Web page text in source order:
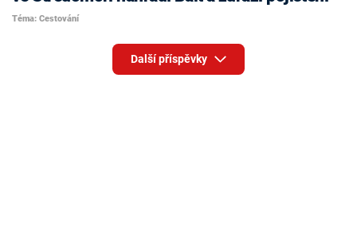
Téma: Cestování
Další příspěvky